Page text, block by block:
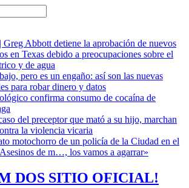
Greg Abbott detiene la aprobación de nuevos
en Texas debido a preocupaciones sobre el
y de agua
pero es un engaño: así son las nuevas
para robar dinero y datos
confirma consumo de cocaína de
del preceptor que mató a su hijo, marchan
la violencia vicaria
motochorro de un policía de la Ciudad en el
de m…, los vamos a agarrar»
DOS SITIO OFICIAL!